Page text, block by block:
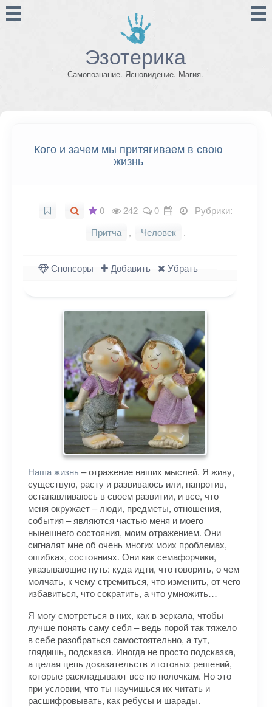
Эзотерика
Самопознание. Ясновидение. Магия.
Кого и зачем мы притягиваем в свою
жизнь
0 242 0
Рубрики:
Притча
, Человек .
Спонсоры Добавить Убрать
Наша жизнь – отражение наших мыслей. Я живу,
существую, расту и развиваюсь или, напротив,
останавливаюсь в своем развитии, и все, что
меня окружает – люди, предметы, отношения,
события – являются частью меня и моего
нынешнего состояния, моим отражением. Они
сигналят мне об очень многих моих проблемах,
ошибках, состояниях. Они как семафорчики,
указывающие путь: куда идти, что говорить, о чем
молчать, к чему стремиться, что изменить, от чего
избавиться, что сократить, а что умножить…
Я могу смотреться в них, как в зеркала, чтобы
лучше понять саму себя – ведь порой так тяжело
в себе разобраться самостоятельно, а тут,
глядишь, подсказка. Иногда не просто подсказка,
а целая цепь доказательств и готовых решений,
которые раскладывают все по полочкам. Но это
при условии, что ты научишься их читать и
расшифровывать, как ребусы и шарады.